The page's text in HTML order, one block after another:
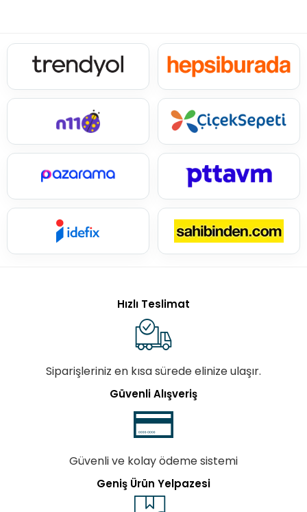
Hızlı Teslimat
Siparişleriniz en kısa sürede elinize ulaşır.
Güvenli Alışveriş
Güvenli ve kolay ödeme sistemi
Geniş Ürün Yelpazesi